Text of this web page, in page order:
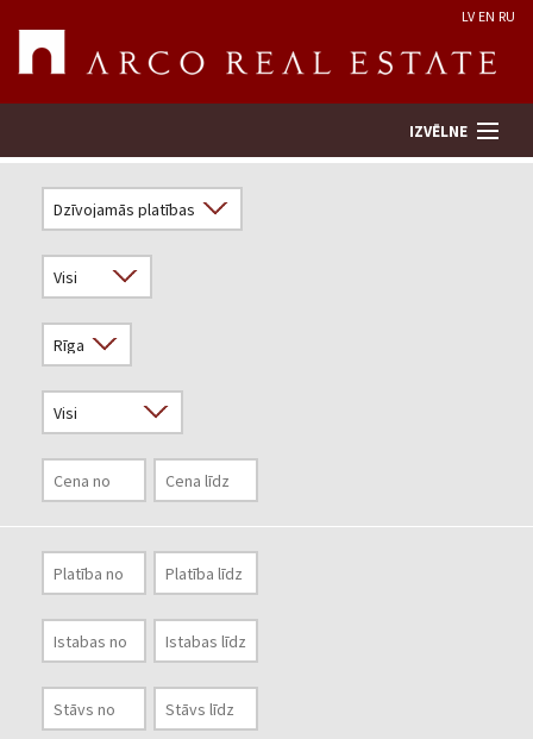
LV EN RU
IZVĒLNE
Novērtēt īpašumu
Uzņēmums
Pakalpojumi
Kontakti